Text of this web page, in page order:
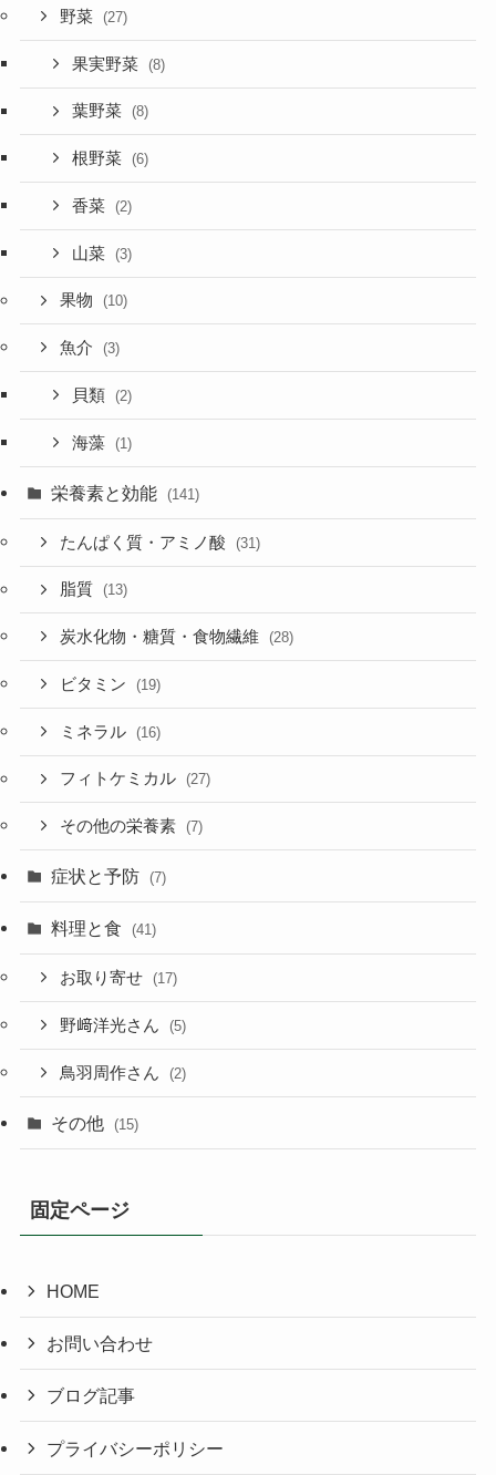
野菜 (27)
果実野菜 (8)
葉野菜 (8)
根野菜 (6)
香菜 (2)
山菜 (3)
果物 (10)
魚介 (3)
貝類 (2)
海藻 (1)
栄養素と効能 (141)
たんぱく質・アミノ酸 (31)
脂質 (13)
炭水化物・糖質・食物繊維 (28)
ビタミン (19)
ミネラル (16)
フィトケミカル (27)
その他の栄養素 (7)
症状と予防 (7)
料理と食 (41)
お取り寄せ (17)
野﨑洋光さん (5)
鳥羽周作さん (2)
その他 (15)
固定ページ
HOME
お問い合わせ
ブログ記事
プライバシーポリシー